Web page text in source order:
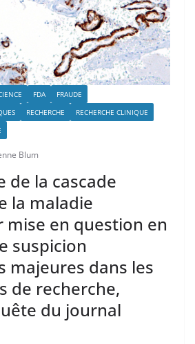
FDA
FRAUDE
RECHERCHE
RECHERCHE CLINIQUE
Blum
de la cascade
la maladie
mise en question en
suspicion
majeures dans les
de recherche,
du journal